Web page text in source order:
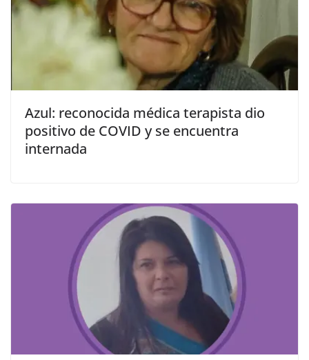
Azul: reconocida médica terapista dio
positivo de COVID y se encuentra
internada